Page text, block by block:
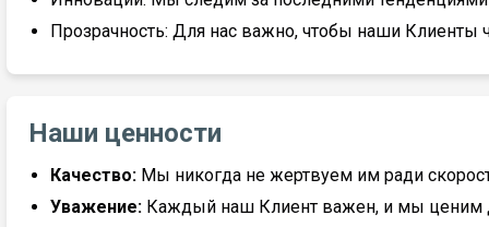
Прозрачность: Для нас важно, чтобы наши Клиенты
Наши ценности
Качество: Мы никогда не жертвуем им ради
Уважение: Каждый наш Клиент важен, и мы ценим